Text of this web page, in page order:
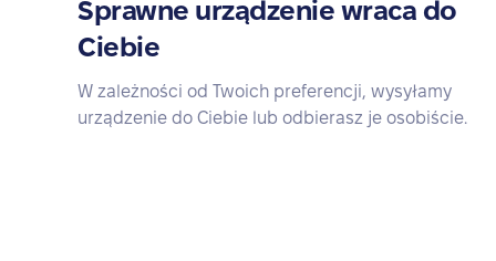
Sprawne urządzenie wraca do
Ciebie
W zależności od Twoich preferencji, wysyłamy
urządzenie do Ciebie lub odbierasz je osobiście.